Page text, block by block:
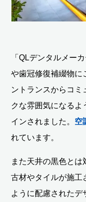
「QLデンタルメー
や歯冠修復補綴物に
ントランスからコミ
クな雰囲気になる
インされました。 空
れています。
また天井の黒色と
古材やタイルが施工
ように配慮されたデ